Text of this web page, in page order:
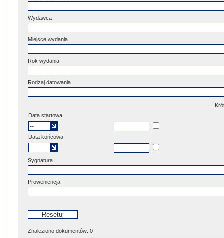
Wydawca
Miejsce wydania
Rok wydania
Rodzaj datowania
Data startowa
Data końcowa
Sygnatura
Proweniencja
Znaleziono dokumentów: 0